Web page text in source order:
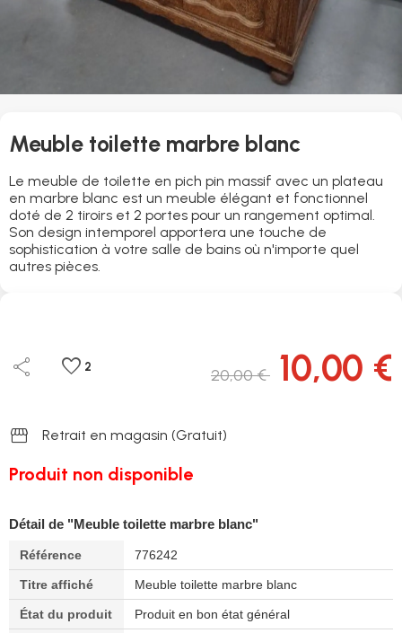
Meuble toilette marbre blanc
Le meuble de toilette en pich pin massif avec un plateau
en marbre blanc est un meuble élégant et fonctionnel
doté de 2 tiroirs et 2 portes pour un rangement optimal.
Son design intemporel apportera une touche de
sophistication à votre salle de bains où n'importe quel
autres pièces.
share favorite 2 20,00 € 10,00 €
storefront Retrait en magasin (Gratuit)
Produit non disponible
Détail de "Meuble toilette marbre blanc"
Référence 776242
Titre affiché Meuble toilette marbre blanc
État du produit Produit en bon état général